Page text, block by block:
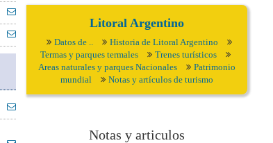
Litoral Argentino
Datos de ..
Historia de Litoral Argentino
Termas y parques termales
Trenes turísticos
Areas naturales y parques Nacionales
Patrimonio
mundial
Notas y artículos de turismo
Notas y articulos